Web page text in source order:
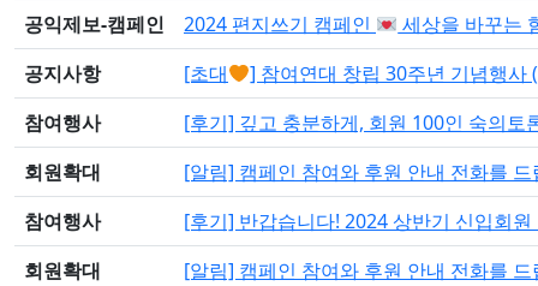
공익제보-캠페인
2024 편지쓰기 캠페인
세상을 바꾸는
공지사항
[초대
] 참여연대 창립 30주년 기념행사
참여행사
[후기] 깊고 충분하게, 회원 100인 숙의토
회원확대
[알림] 캠페인 참여와 후원 안내 전화를 드
참여행사
[후기] 반갑습니다! 2024 상반기 신입회원
회원확대
[알림] 캠페인 참여와 후원 안내 전화를 드